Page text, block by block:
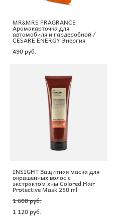
MR&MRS FRAGRANCE
Аромакарточка для
автомобиля и гардеробной /
CESARE ENERGY Энергия
490 pуб.
INSIGHT Защитная маска для
окрашенных волос с
экстрактом хны Colored Hair
Protective Mask 250 ml
1 600 pуб.
1 120 pуб.